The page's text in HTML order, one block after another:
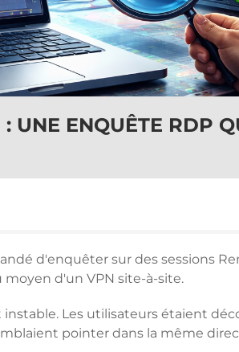
UNE ENQUÊTE RDP
d'enquêter sur des sessions
moyen d'un VPN site-à-site.
Les utilisateurs étaient
pointer dans la même